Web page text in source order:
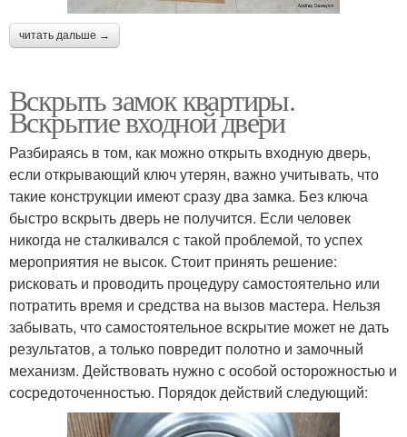
читать дальше →
Вскрыть замок квартиры.
Вскрытие входной двери
Разбираясь в том, как можно открыть входную дверь,
если открывающий ключ утерян, важно учитывать, что
такие конструкции имеют сразу два замка. Без ключа
быстро вскрыть дверь не получится. Если человек
никогда не сталкивался с такой проблемой, то успех
мероприятия не высок. Стоит принять решение:
рисковать и проводить процедуру самостоятельно или
потратить время и средства на вызов мастера. Нельзя
забывать, что самостоятельное вскрытие может не дать
результатов, а только повредит полотно и замочный
механизм. Действовать нужно с особой осторожностью и
сосредоточенностью. Порядок действий следующий: